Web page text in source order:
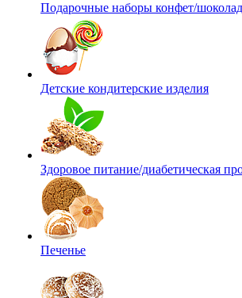
Подарочные наборы конфет/
Детские кондитерские изделия
Здоровое питание/диабетическая
Печенье